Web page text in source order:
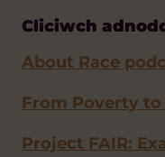
Cliciwch
About Race
From Poverty to
Project FAIR: